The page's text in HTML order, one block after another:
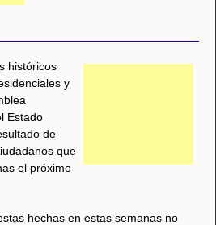
históricos
y
Estado
de
que
el próximo
hechas en estas semanas no